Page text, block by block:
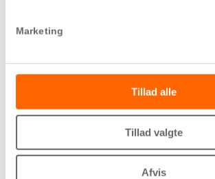
Marketing
Tillad alle
Tillad valgte
Afvis
Terrassehusene – Aarhus
Tingbjerg – Brønshøj
Toftegård – Herlev
Tolderlundsvej – Odense
Tom Kristensens Vej – København